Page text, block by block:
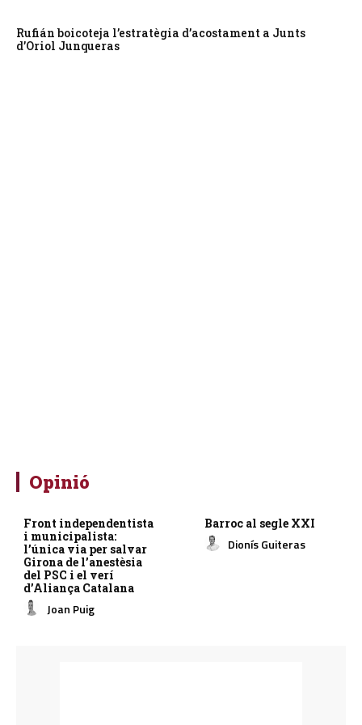
Rufián boicoteja l’estratègia d’acostament a Junts
d’Oriol Junqueras
Opinió
Front independentista
i municipalista:
l’única via per salvar
Girona de l’anestèsia
del PSC i el verí
d’Aliança Catalana
Joan Puig
Barroc al segle XXI
Dionís Guiteras